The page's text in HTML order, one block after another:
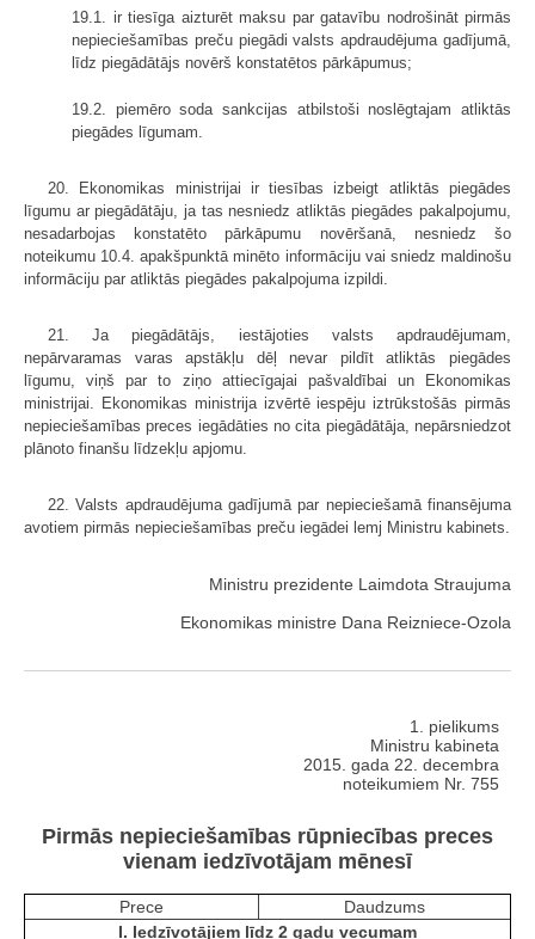
19.1. ir tiesīga aizturēt maksu par gatavību nodrošināt pirmās
nepieciešamības preču piegādi valsts apdraudējuma gadījumā,
līdz piegādātājs novērš konstatētos pārkāpumus;
19.2. piemēro soda sankcijas atbilstoši noslēgtajam atliktās
piegādes līgumam.
20. Ekonomikas ministrijai ir tiesības izbeigt atliktās piegādes
līgumu ar piegādātāju, ja tas nesniedz atliktās piegādes pakalpojumu,
nesadarbojas konstatēto pārkāpumu novēršanā, nesniedz šo
noteikumu 10.4. apakšpunktā minēto informāciju vai sniedz maldinošu
informāciju par atliktās piegādes pakalpojuma izpildi.
21. Ja piegādātājs, iestājoties valsts apdraudējumam,
nepārvaramas varas apstākļu dēļ nevar pildīt atliktās piegādes
līgumu, viņš par to ziņo attiecīgajai pašvaldībai un Ekonomikas
ministrijai. Ekonomikas ministrija izvērtē iespēju iztrūkstošās pirmās
nepieciešamības preces iegādāties no cita piegādātāja, nepārsniedzot
plānoto finanšu līdzekļu apjomu.
22. Valsts apdraudējuma gadījumā par nepieciešamā finansējuma
avotiem pirmās nepieciešamības preču iegādei lemj Ministru kabinets.
Ministru prezidente Laimdota Straujuma
Ekonomikas ministre Dana Reizniece-Ozola
1. pielikums
Ministru kabineta
2015. gada 22. decembra
noteikumiem Nr. 755
Pirmās nepieciešamības rūpniecības preces
vienam iedzīvotājam mēnesī
Prece
Daudzums
I. Iedzīvotājiem līdz 2 gadu vecumam